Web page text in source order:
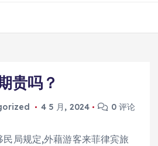
贵吗？
4 5 月, 2024 0 评论
局规定,外藉游客来菲律宾旅